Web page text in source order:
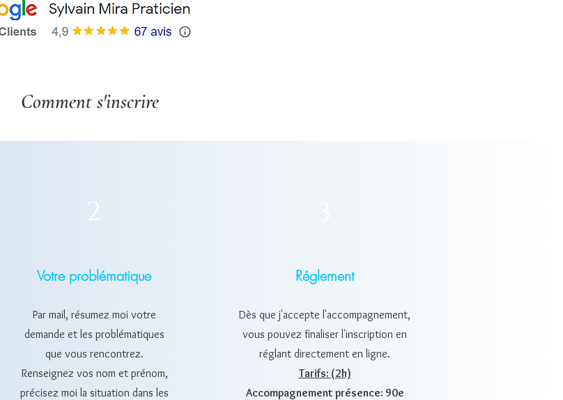
Comment s'inscrire
2
Votre problématique
Par mail, résumez moi votre
demande et les problématiques
que vous rencontrez.
Renseignez vos nom et prénom,
précisez moi la situation dans les
Réglement
Dès que j'accepte l'accompagnement,
vous pouvez finaliser l'inscription en
réglant directement en ligne.
Tarifs: (2h)
Accompagnement présence: 90e